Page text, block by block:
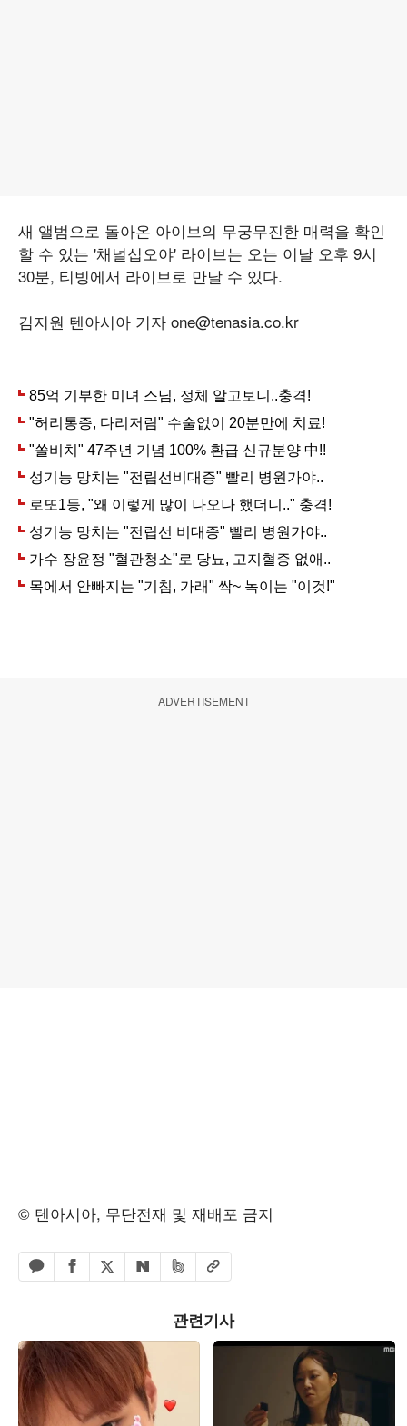
새 앨범으로 돌아온 아이브의 무궁무진한 매력을 확인
할 수 있는 '채널십오야' 라이브는 오는 이날 오후 9시
30분, 티빙에서 라이브로 만날 수 있다.
김지원 텐아시아 기자 one@tenasia.co.kr
ADVERTISEMENT
© 텐아시아, 무단전재 및 재배포 금지
카카오톡 공유하기
페이스북 공유하기
엑스 공유하기
네이버 공유하기
밴드 공유하기
URL복사
관련기사